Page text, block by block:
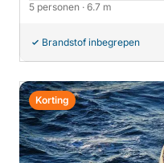
5 personen · 6.7 m
Brandstof inbegrepen
Korting